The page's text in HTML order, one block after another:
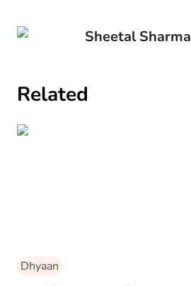
Sheetal Sharma
Related
Dhyaan